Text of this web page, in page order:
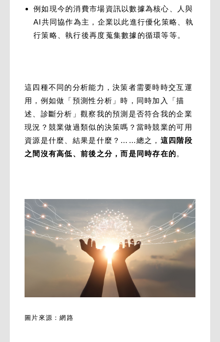
例如現今的消費市場資訊以數據為核心、人與
AI共同協作為主，企業以此進行優化策略、執
行策略、執行後再度蒐集數據的循環等等。
這四種不同的分析能力，決策者需要時時交互運
用，例如做「預測性分析」時，同時加入「描
述、診斷分析」觀察我的預測是否符合我的企業
現況？競業做過類似的決策嗎？當時競業的可用
資源是什麼、結果是什麼？……總之， 這四階段
之間沒有高低、前後之分，而是同時存在的。
圖片來源：網路